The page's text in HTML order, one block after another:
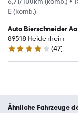
6,7 l/100km (komb.) •
E (komb.)
Auto Bierschneider
89518 Heidenheim
4.2 Sterne
(47)
Ähnliche Fahrzeuge